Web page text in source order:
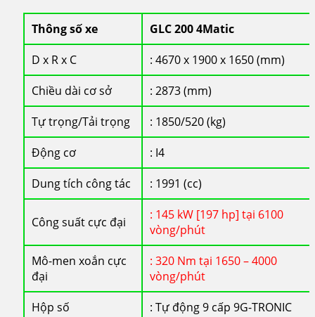
Thông số xe
GLC 200 4Matic
D x R x C
: 4670 x 1900 x 1650 (mm)
Chiều dài cơ sở
: 2873 (mm)
Tự trọng/Tải trọng
: 1850/520 (kg)
Động cơ
: I4
Dung tích công tác
: 1991 (cc)
Công suất cực đại
: 145 kW [197 hp] tại 6100
vòng/phút
Mô-men xoắn cực
đại
: 320 Nm tại 1650 – 4000
vòng/phút
Hộp số
: Tự động 9 cấp 9G-TRONIC